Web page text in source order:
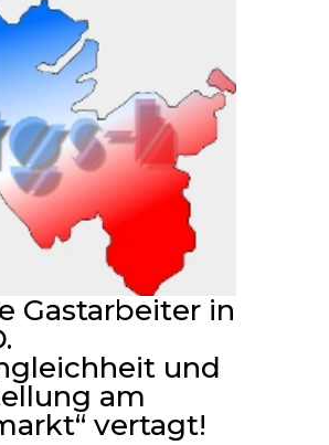
Gastarbeiter in
und
am
vertagt!